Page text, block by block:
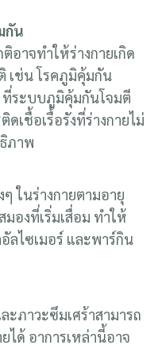
กัน
าจทำให้ร่างกายเกิด
เช่น โรคภูมิคุ้มกัน
ที่ระบบภูมิคุ้มกันโจมตี
ดเชื้อเรื้อรังที่ร่างกายไม่
ภาพ
ในร่างกายตามอายุ
องที่เริ่มเสื่อม ทำให้
อัลไซเมอร์ และพาร์กิน
ะภาวะซึมเศร้าสามารถ
ได้ อาการเหล่านี้อาจ